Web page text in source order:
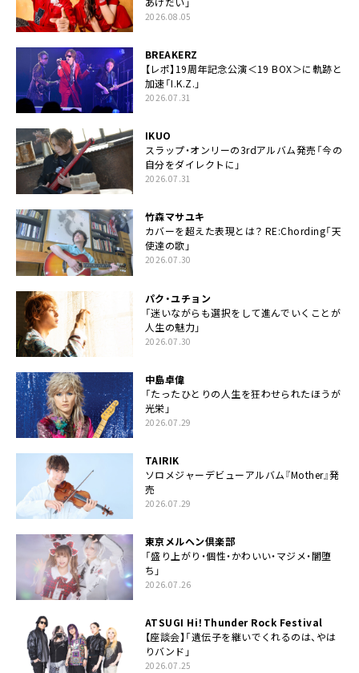
2026.08.05
BREAKERZ
【レポ】19周年記念公演＜19 BOX＞に軌跡と
加速「I.K.Z.」
2026.07.31
IKUO
スラップ・オンリーの3rdアルバム発売「今の
自分をダイレクトに」
2026.07.31
竹森マサユキ
カバーを超えた表現とは？ RE:Chording「天
使達の歌」
2026.07.30
パク・ユチョン
「迷いながらも選択をして進んでいくことが
人生の魅力」
2026.07.30
中島卓偉
「たったひとりの人生を狂わせられたほうが
光栄」
2026.07.29
TAIRIK
ソロメジャーデビューアルバム『Mother』発
売
2026.07.29
東京メルヘン倶楽部
「盛り上がり・個性・かわいい・マジメ・闇堕
ち」
2026.07.26
ATSUGI Hi！Thunder Rock Festival
【座談会】「遺伝子を継いでくれるのは、やは
りバンド」
2026.07.25